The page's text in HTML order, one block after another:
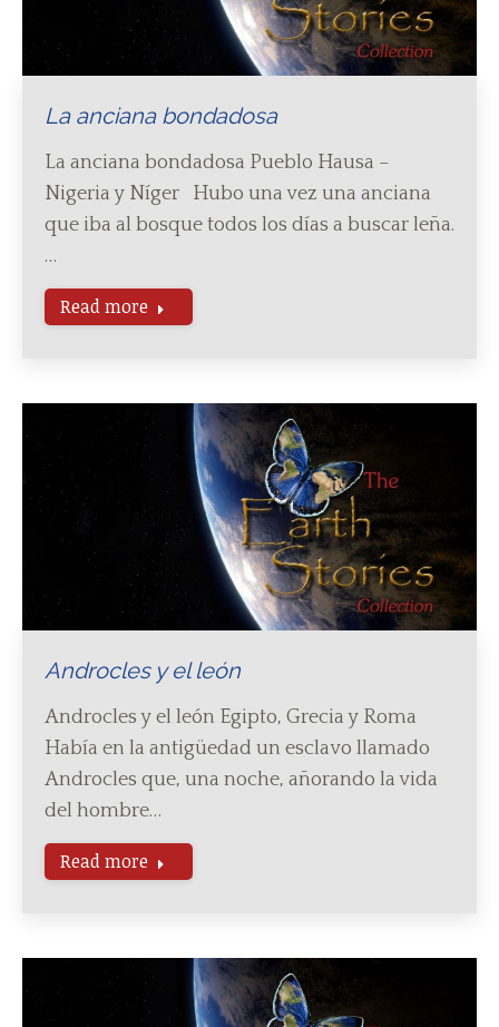
La anciana bondadosa
La anciana bondadosa Pueblo Hausa –
Nigeria y Níger Hubo una vez una anciana
que iba al bosque todos los días a buscar leña.
…
Read more
Androcles y el león
Androcles y el león Egipto, Grecia y Roma
Había en la antigüedad un esclavo llamado
Androcles que, una noche, añorando la vida
del hombre…
Read more